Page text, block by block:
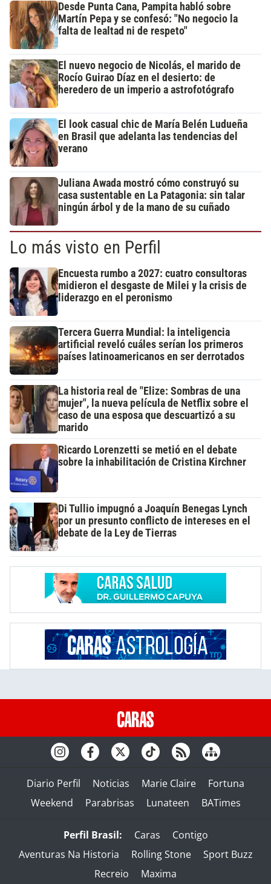
Desde Punta Cana, Pampita habló sobre
Martín Pepa y se confesó: "No negocio la
falta de lealtad ni de respeto"
El nuevo negocio de Nicolás, el marido de
Rocío Guirao Díaz en el desierto: de
heredero de un imperio a astrofotógrafo
El look casual chic de María Belén Ludueña
en Brasil que adelanta las tendencias del
verano
Juliana Awada mostró cómo construyó su
casa sustentable en La Patagonia: sin talar
ningún árbol y de la mano de su cuñado
Lo más visto en Perfil
Encuesta rumbo a 2027: cuatro consultoras
midieron el desgaste de Milei y la crisis de
liderazgo en el peronismo
Tercera Guerra Mundial: la inteligencia
artificial reveló cuáles serían los primeros
países latinoamericanos en ser derrotados
La historia real de "Elize: Sombras de una
mujer", la nueva película de Netflix sobre el
caso de una esposa que descuartizó a su
marido
Ricardo Lorenzetti se metió en el debate
sobre la inhabilitación de Cristina Kirchner
Di Tullio impugnó a Joaquín Benegas Lynch
por un presunto conflicto de intereses en el
debate de la Ley de Tierras
Diario Perfil Noticias Marie Claire
Fortuna
Weekend
Parabrisas Lunateen BATimes
Perfil Brasil: Caras
Contigo
Aventuras Na Historia
Rolling Stone
Sport Buzz
Recreio
Maxima